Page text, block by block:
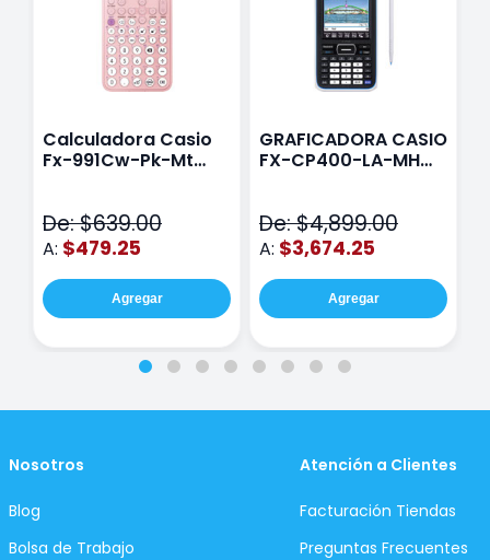
Calculadora Casio
Fx-991Cw-Pk-Mt
De: $639.00
A: $479.25
Agregar
GRAFICADORA CASIO
FX-CP400-LA-MH
De: $4,899.00
A: $3,674.25
Agregar
Nosotros
Blog
Bolsa de Trabajo
Atención a Clientes
Facturación Tiendas
Preguntas Frecuentes